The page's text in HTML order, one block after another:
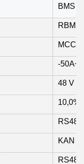
BMS
-
48 V
10,0%
KAN